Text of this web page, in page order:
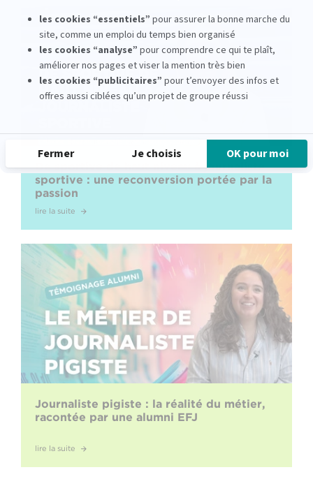
De sportive de haut niveau à journaliste
sportive : une reconversion portée par la
passion
lire la suite
Journaliste pigiste : la réalité du métier,
racontée par une alumni EFJ
lire la suite